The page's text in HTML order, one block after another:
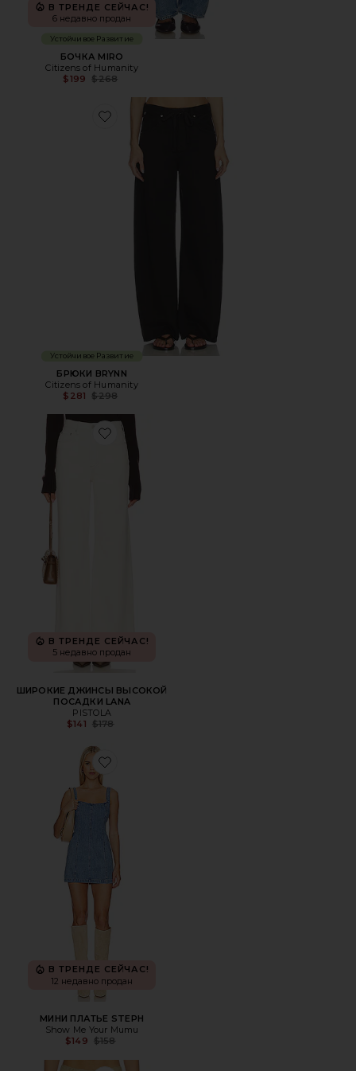
В ТРЕНДЕ СЕЙЧАС!
6 недавно продан
Устойчивое Развитие
БОЧКА MIRO
Citizens of Humanity
$199
Previous price:
$268
Favorite БРЮКИ BRYNN
Устойчивое Развитие
БРЮКИ BRYNN
Citizens of Humanity
$281
Previous price:
$298
Favorite ШИРОКИЕ ДЖИНСЫ ВЫСОКОЙ ПОСАДКИ
В ТРЕНДЕ СЕЙЧАС!
5 недавно продан
ШИРОКИЕ ДЖИНСЫ ВЫСОКОЙ
ПОСАДКИ LANA
PISTOLA
$141 Previous price:
$178
Favorite МИНИ ПЛАТЬЕ STEPH
В ТРЕНДЕ СЕЙЧАС!
12 недавно продан
МИНИ ПЛАТЬЕ STEPH
Show Me Your Mumu
$149 Previous price:
$158